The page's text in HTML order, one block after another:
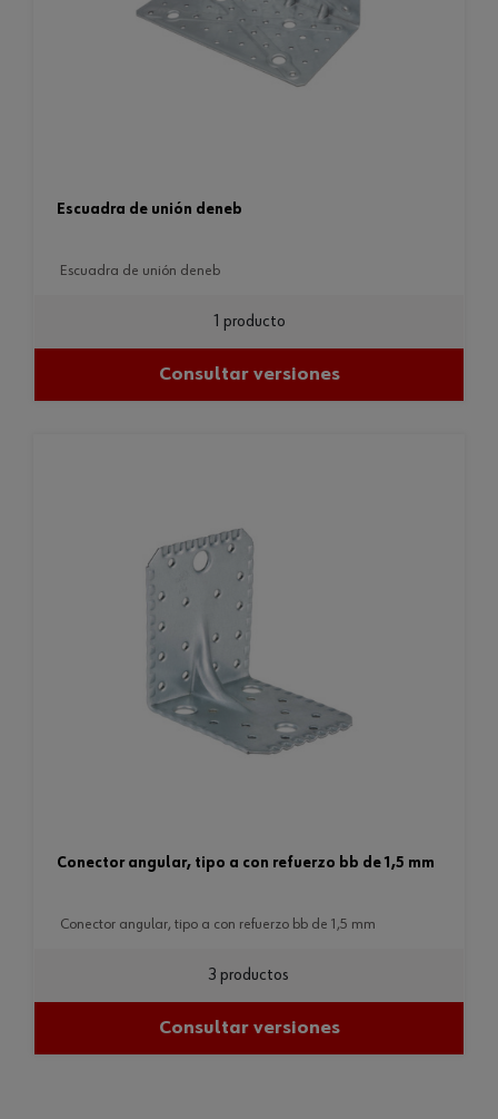
escuadra de unión deneb
escuadra de unión deneb
1 producto
Consultar versiones
conector angular, tipo a con refuerzo bb de 1,5 mm
conector angular, tipo a con refuerzo bb de 1,5 mm
3 productos
Consultar versiones